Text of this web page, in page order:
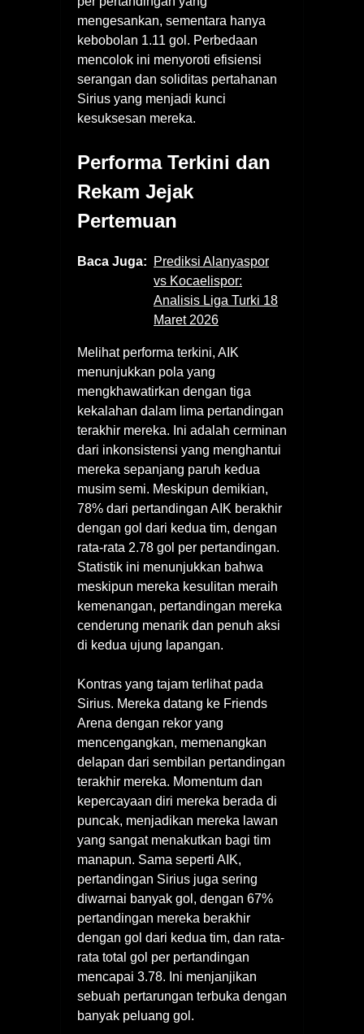
mengesankan, sementara hanya
kebobolan 1.11 gol. Perbedaan
mencolok ini menyoroti efisiensi
serangan dan soliditas pertahanan
Sirius yang menjadi kunci
kesuksesan mereka.
Performa Terkini dan
Rekam Jejak
Pertemuan
Baca Juga:
Prediksi Alanyaspor
vs Kocaelispor:
Analisis Liga Turki 18
Maret 2026
Melihat performa terkini, AIK
menunjukkan pola yang
mengkhawatirkan dengan tiga
kekalahan dalam lima pertandingan
terakhir mereka. Ini adalah cerminan
dari inkonsistensi yang menghantui
mereka sepanjang paruh kedua
musim semi. Meskipun demikian,
78% dari pertandingan AIK berakhir
dengan gol dari kedua tim, dengan
rata-rata 2.78 gol per pertandingan.
Statistik ini menunjukkan bahwa
meskipun mereka kesulitan meraih
kemenangan, pertandingan mereka
cenderung menarik dan penuh aksi
di kedua ujung lapangan.
Kontras yang tajam terlihat pada
Sirius. Mereka datang ke Friends
Arena dengan rekor yang
mencengangkan, memenangkan
delapan dari sembilan pertandingan
terakhir mereka. Momentum dan
kepercayaan diri mereka berada di
puncak, menjadikan mereka lawan
yang sangat menakutkan bagi tim
manapun. Sama seperti AIK,
pertandingan Sirius juga sering
diwarnai banyak gol, dengan 67%
pertandingan mereka berakhir
dengan gol dari kedua tim, dan rata-
rata total gol per pertandingan
mencapai 3.78. Ini menjanjikan
sebuah pertarungan terbuka dengan
banyak peluang gol.